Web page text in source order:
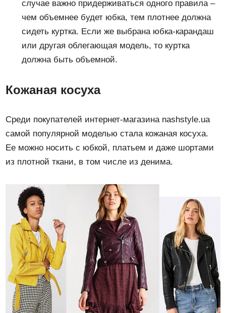
случае важно придерживаться одного правила –
чем объемнее будет юбка, тем плотнее должна
сидеть куртка. Если же выбрана юбка-карандаш
или другая облегающая модель, то куртка
должна быть объемной.
Кожаная косуха
Среди покупателей интернет-магазина nashstyle.ua
самой популярной моделью стала кожаная косуха.
Ее можно носить с юбкой, платьем и даже шортами
из плотной ткани, в том числе из денима.